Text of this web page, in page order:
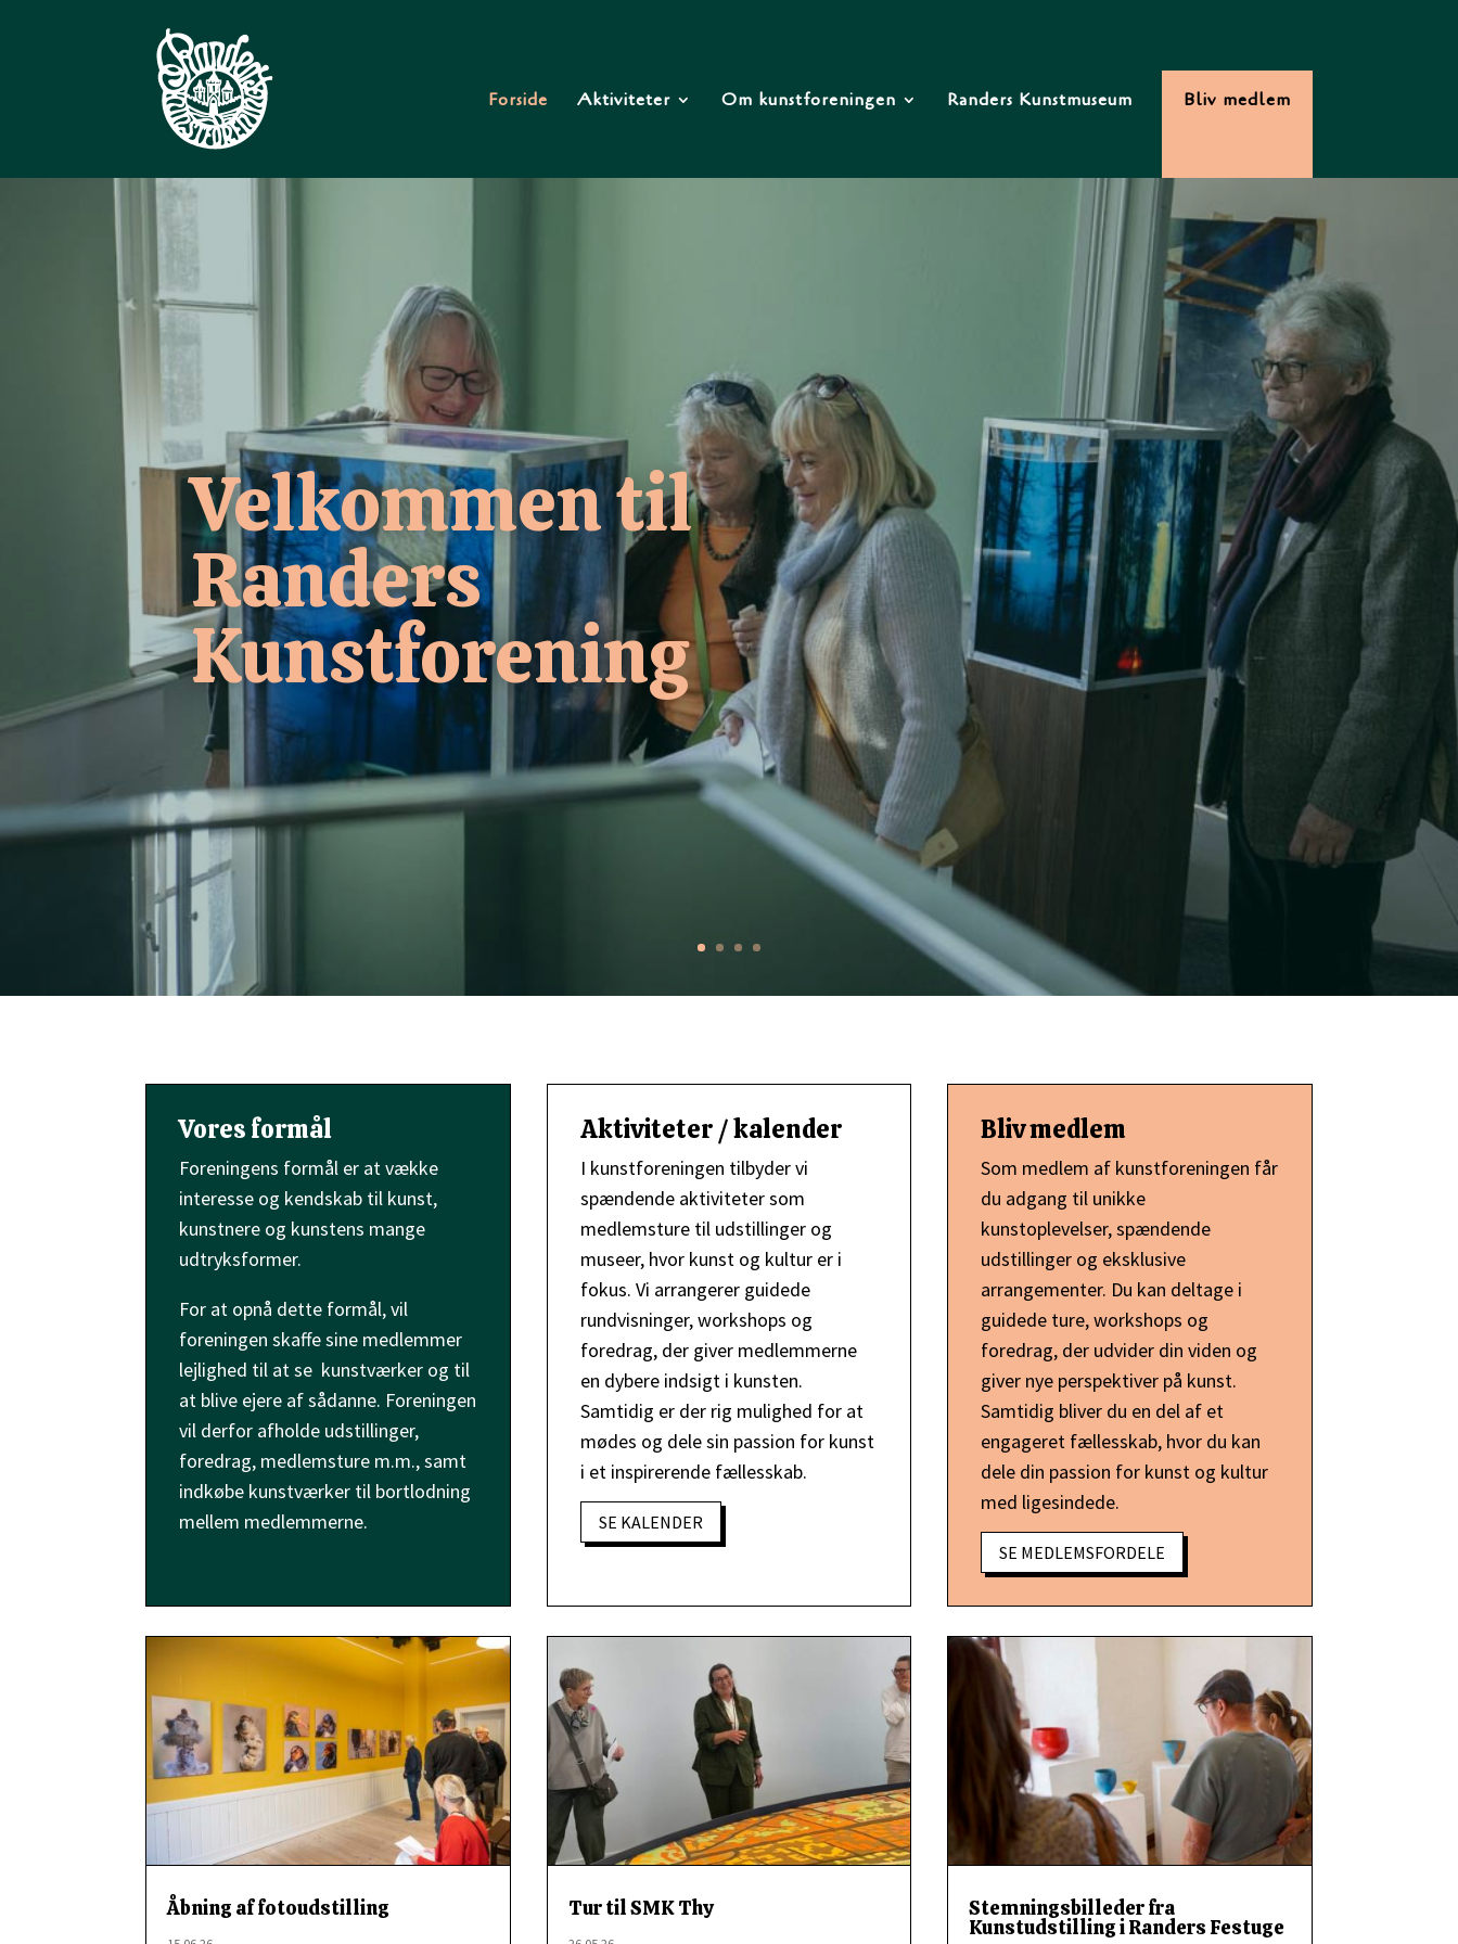
Forside Aktiviteter Om kunstforeningen Randers Kunstmuseum Bliv medlem
Velkommen til
Randers
Kunstforening
Vores formål
Foreningens formål er at vække
interesse og kendskab til kunst,
kunstnere og kunstens mange
udtryksformer.
For at opnå dette formål, vil
foreningen skaffe sine medlemmer
lejlighed til at se kunstværker og til
at blive ejere af sådanne. Foreningen
vil derfor afholde udstillinger,
foredrag, medlemsture m.m., samt
indkøbe kunstværker til bortlodning
mellem medlemmerne.
Aktiviteter / kalender
I kunstforeningen tilbyder vi
spændende aktiviteter som
medlemsture til udstillinger og
museer, hvor kunst og kultur er i
fokus. Vi arrangerer guidede
rundvisninger, workshops og
foredrag, der giver medlemmerne
en dybere indsigt i kunsten.
Samtidig er der rig mulighed for at
mødes og dele sin passion for kunst
i et inspirerende fællesskab.
SE KALENDER
Bliv medlem
Som medlem af kunstforeningen får
du adgang til unikke
kunstoplevelser, spændende
udstillinger og eksklusive
arrangementer. Du kan deltage i
guidede ture, workshops og
foredrag, der udvider din viden og
giver nye perspektiver på kunst.
Samtidig bliver du en del af et
engageret fællesskab, hvor du kan
dele din passion for kunst og kultur
med ligesindede.
SE MEDLEMSFORDELE
Åbning af fotoudstilling Tur til SMK Thy Stemningsbilleder fra
Kunstudstilling i Randers Festuge